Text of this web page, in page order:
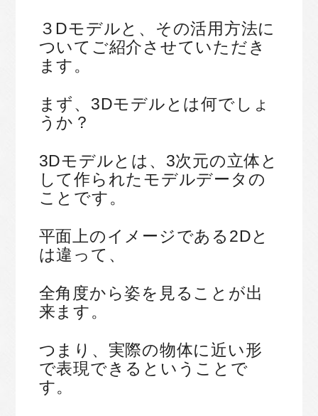
３Dモデルと、 その活用方法に
ついてご紹介させていただき
ます。
まず、3Dモデルとは何でしょ
うか？
3Dモデルとは、3次元の立体と
して作られたモデルデータの
ことです。
平面上のイメージである2Dと
は違って、
全角度から姿を見ることが出
来ます。
つまり、実際の物体に近い形
で表現できるということで
す。